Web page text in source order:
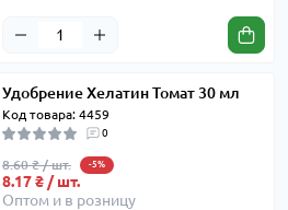
Удобрение Хелатин Томат 30 мл
Код товара: 4459
0
8.60 ₴ / шт. -5%
8.17 ₴ / шт.
Оптом и в розницу